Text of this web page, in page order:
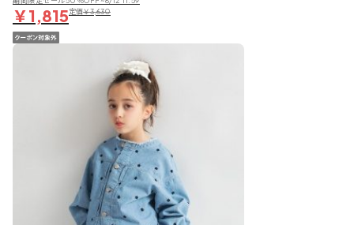
￥1,815定価￥3,630